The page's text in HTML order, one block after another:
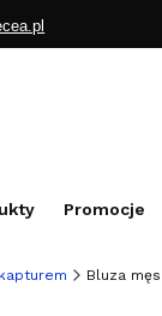
Promocje
Bluza